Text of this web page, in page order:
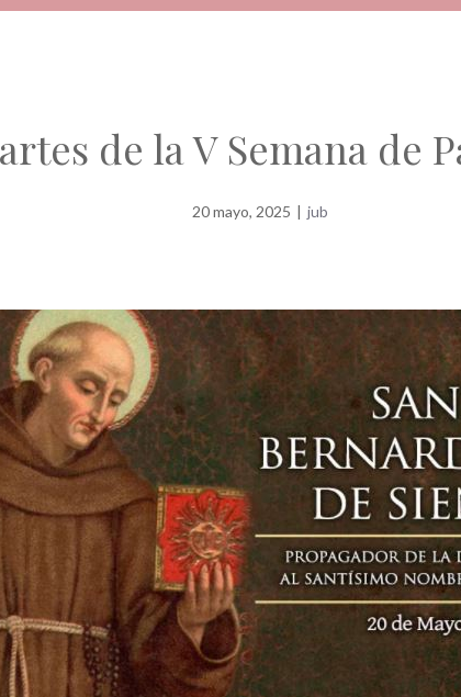
de la V Semana de
20 mayo, 2025 | jub